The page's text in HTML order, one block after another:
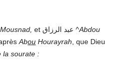
Mousnad,
^Abdou
Abou Hourayrah , que Dieu
la sourate :